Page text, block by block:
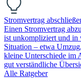
Stromvertrag
Einen Stromvertrag
ist unkompliziert und in
Situation – etwa
kleine Unterschiede im
gut verständliche
Alle Ratgeber